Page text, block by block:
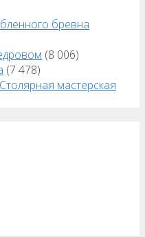
бревна
(8 006)
(7 478)
Столярная мастерская